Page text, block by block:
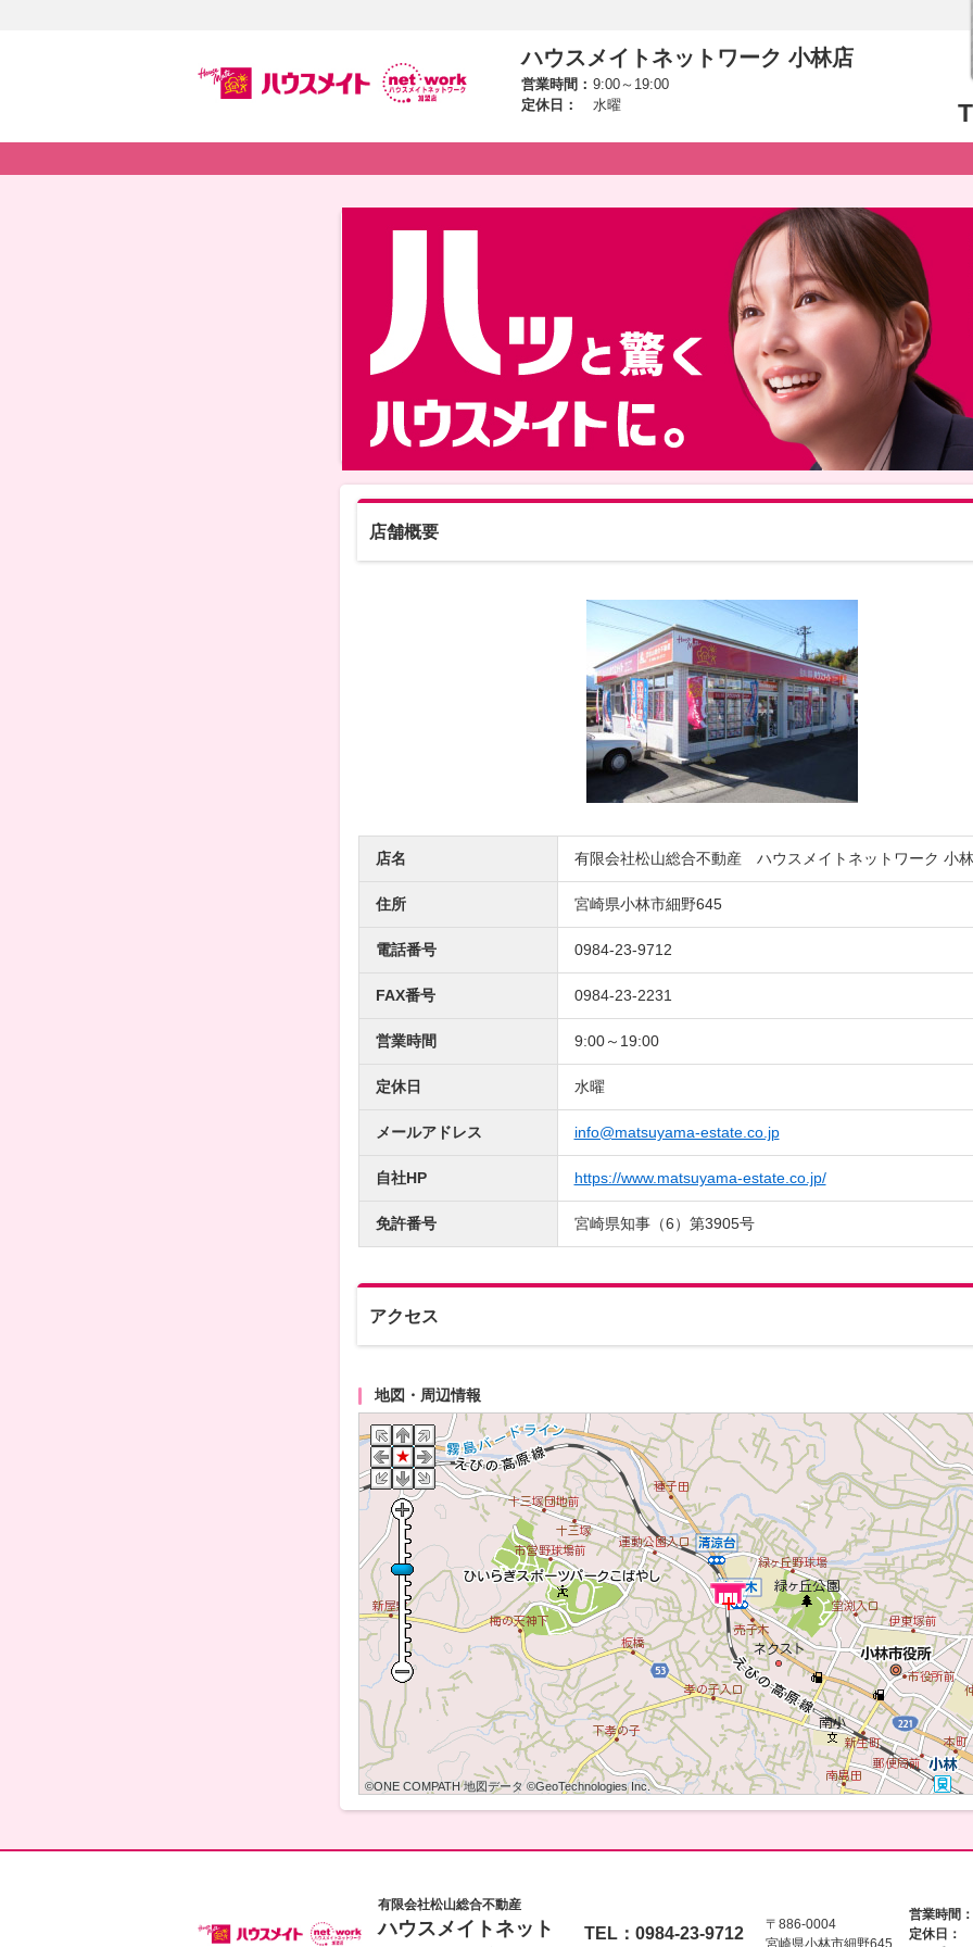
ハウスメイトネットワーク 小林店
営業時間： 9:00～19:00
定休日：
水曜
店舗概要
店名 有限会社松山総合不動産 ハウスメイトネットワーク 小
住所 宮崎県小林市細野645
電話番号 0984-23-9712
FAX番号 0984-23-2231
営業時間 9:00～19:00
定休日 水曜
メールアドレス info@matsuyama-estate.co.jp
自社HP https://www.matsuyama-estate.co.jp/
免許番号 宮崎県知事（6）第3905号
アクセス
地図・周辺情報
©ONE COMPATH 地図データ ©GeoTechnologies Inc.
©ONE COMPATH 地図データ ©GeoTechnologies Inc.
©ONE COMPATH 地図データ ©GeoTechnologies Inc.
©ONE COMPATH 地図データ ©GeoTechnologies Inc.
©ONE COMPATH 地図データ ©GeoTechnologies Inc.
©ONE COMPATH 地図データ ©GeoTechnologies Inc.
©ONE COMPATH 地図データ ©GeoTechnologies Inc.
©ONE COMPATH 地図データ ©GeoTechnologies Inc.
©ONE COMPATH 地図データ ©GeoTechnologies Inc.
有限会社松山総合不動産
ハウスメイトネット TEL：0984-23-9712
〒886-0004
宮崎県小林市細野645
営業時間：
定休日：